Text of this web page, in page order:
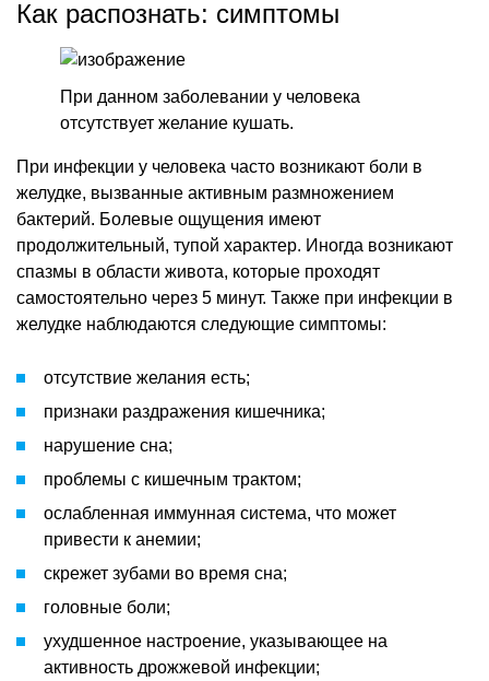
Как распознать: симптомы
При данном заболевании у человека
отсутствует желание кушать.
При инфекции у человека часто возникают боли в
желудке, вызванные активным размножением
бактерий. Болевые ощущения имеют
продолжительный, тупой характер. Иногда возникают
спазмы в области живота, которые проходят
самостоятельно через 5 минут. Также при инфекции в
желудке наблюдаются следующие симптомы:
отсутствие желания есть;
признаки раздражения кишечника;
нарушение сна;
проблемы с кишечным трактом;
ослабленная иммунная система, что может
привести к анемии;
скрежет зубами во время сна;
головные боли;
ухудшенное настроение, указывающее на
активность дрожжевой инфекции;